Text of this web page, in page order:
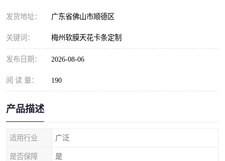
发货地址： 广东省佛山市顺德区
关键词： 梅州软膜天花卡条定制
发布日期： 2026-08-06
阅 读 量： 190
产品描述
适用行业 广泛
是否保障 是